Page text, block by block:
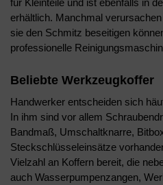
für Kleinteile und ist ebenfalls in
erhältlich. Manchmal
sie den Schmitz beseitigen
professionelle
Beliebte Werkzeugkoffer
Handwerker entscheiden sich
In ihm sind vor allem
Bandmaß, Umschaltknarre,
Steckschlüsseleinsätze
Vielzahl an Koffern bereit, die
auch Wasserpumpenzangen,